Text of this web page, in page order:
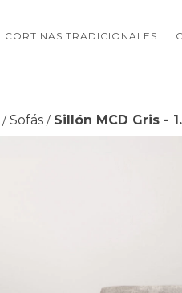
CORTINAS TRADICIONALES
/ Sofás / Sillón MCD Gris -